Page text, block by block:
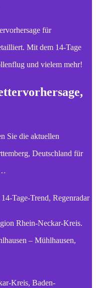
für
Mit dem 14-Tage
und vielem mehr!
Sie die aktuellen
Deutschland für
…
Tage-Trend, Regenradar
Rhein-Neckar-Kreis.
– Mühlhausen,
Kreis, Baden-